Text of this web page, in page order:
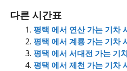
다른 시간표
평택 에서 연산 가는 기차
평택 에서 계룡 가는 기차
평택 에서 서대전 가는 기
평택 에서 제천 가는 기차